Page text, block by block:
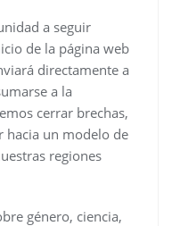
a seguir
de la página web
directamente a
a la
cerrar brechas,
hacia un modelo de
regiones
género, ciencia,